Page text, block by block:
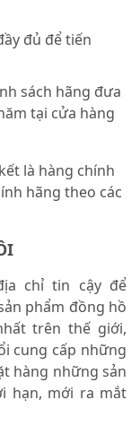
đủ để tiến
sách hãng đưa
tại cửa hàng
là hàng chính
hãng theo các
chỉ tin cậy để
phẩm đồng hồ
trên thế giới,
cung cấp những
hàng những sản
hạn, mới ra mắt